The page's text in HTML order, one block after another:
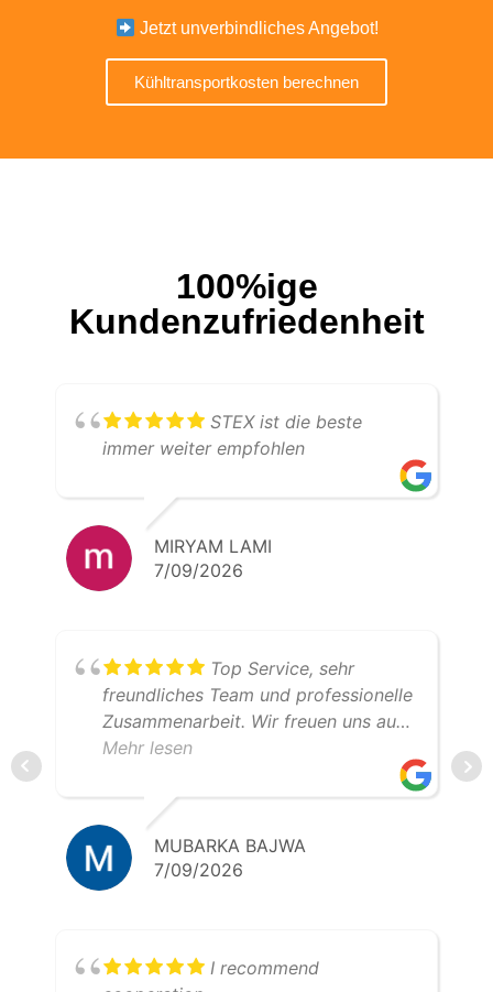
Jetzt unverbindliches Angebot!
Kühltransportkosten berechnen
100%ige
Kundenzufriedenheit
STEX ist die beste
immer weiter empfohlen
MIRYAM LAMI
7/09/2026
Top Service, sehr
freundliches Team und professionelle
Zusammenarbeit. Wir freuen uns auf
weitere gemeinsame Transporte.
Mehr lesen
MUBARKA BAJWA
7/09/2026
I recommend